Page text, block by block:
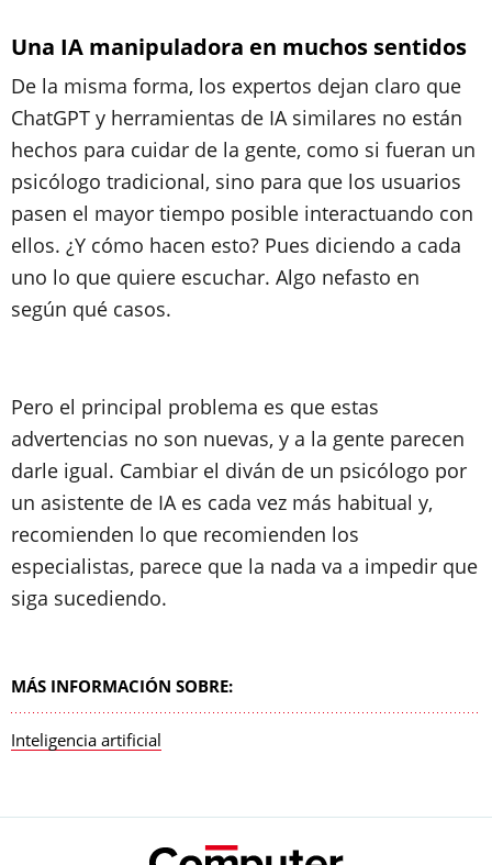
Una IA manipuladora en muchos sentidos
De la misma forma, los expertos dejan claro que
ChatGPT y herramientas de IA similares no están
hechos para cuidar de la gente, como si fueran un
psicólogo tradicional, sino para que los usuarios
pasen el mayor tiempo posible interactuando con
ellos. ¿Y cómo hacen esto? Pues diciendo a cada
uno lo que quiere escuchar. Algo nefasto en
según qué casos.
Pero el principal problema es que estas
advertencias no son nuevas, y a la gente parecen
darle igual. Cambiar el diván de un psicólogo por
un asistente de IA es cada vez más habitual y,
recomienden lo que recomienden los
especialistas, parece que la nada va a impedir que
siga sucediendo.
MÁS INFORMACIÓN SOBRE:
Inteligencia artificial